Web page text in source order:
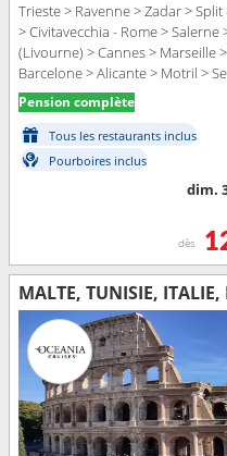
Trieste > Ravenne > Zadar >
> Civitavecchia - Rome >
(Livourne) > Cannes > Marseille
Barcelone > Alicante > Motril >
> Miami
Pension complète
Tous les restaurants inclus
Pourboires inclus
dim.
dès